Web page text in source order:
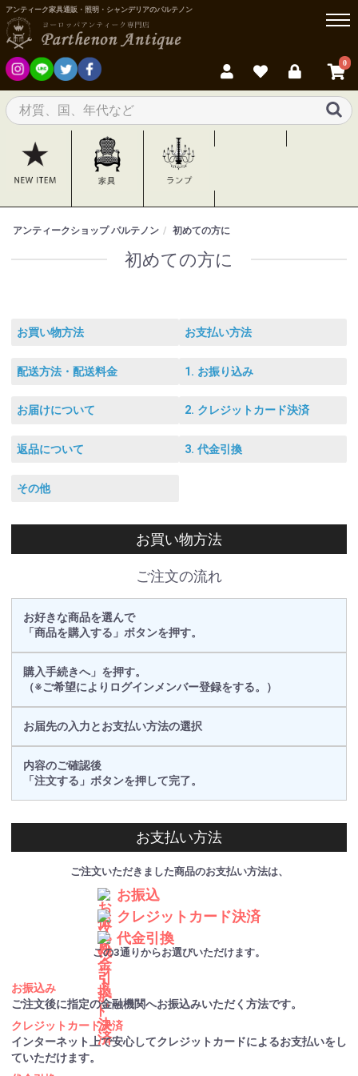
アンティーク家具通販・照明・シャンデリアのパルテノン
0
アンティークショップ パルテノン 初めての方に
初めての方に
お買い物方法
配送方法・配送料金
お届けについて
返品について
その他
お支払い方法
1. お振り込み
2. クレジットカード決済
3. 代金引換
お買い物方法
ご注文の流れ
お好きな商品を選んで
「商品を購入する」ボタンを押す。
購入手続きへ」を押す。
（※ご希望によりログインメンバー登録をする。）
お届先の入力とお支払い方法の選択
内容のご確認後
「注文する」ボタンを押して完了。
お支払い方法
ご注文いただきました商品のお支払い方法は、
お振込
クレジットカード決済
代金引換
この3通りからお選びいただけます。
お振込み
ご注文後に指定の金融機関へお振込みいただく方法です。
クレジットカード決済
インターネット上で安心してクレジットカードによるお支払いをし
ていただけます。